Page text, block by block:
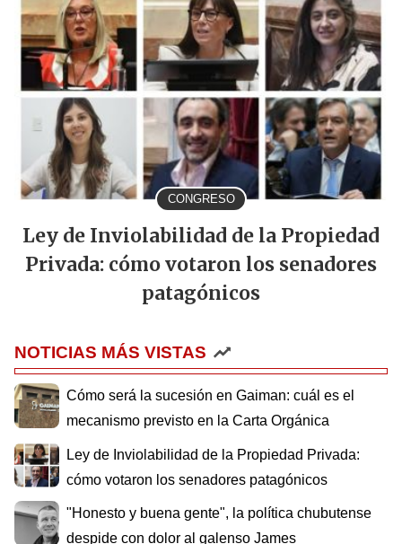
CONGRESO
Ley de Inviolabilidad de la Propiedad
Privada: cómo votaron los senadores
patagónicos
NOTICIAS MÁS VISTAS
Cómo será la sucesión en Gaiman: cuál es el
mecanismo previsto en la Carta Orgánica
Ley de Inviolabilidad de la Propiedad Privada:
cómo votaron los senadores patagónicos
"Honesto y buena gente", la política chubutense
despide con dolor al galenso James